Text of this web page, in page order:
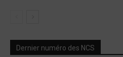
Dernier numéro des NCS